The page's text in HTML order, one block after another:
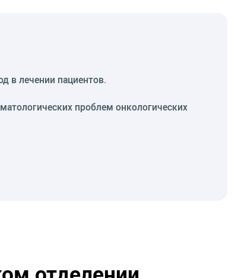
в лечении пациентов.
проблем онкологических